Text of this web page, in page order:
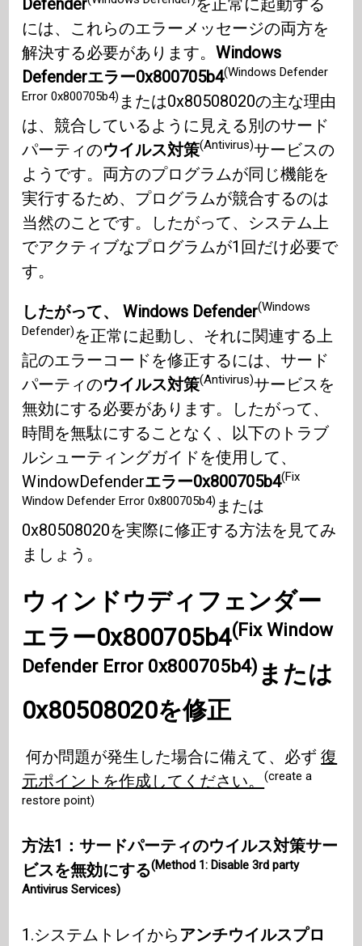
には、これらのエラーメッセージの両方を
解決する必要があります。Windows
Defenderエラー0x800705b4(Windows Defender
Error 0x800705b4) または0x80508020の主な理由
は、競合しているように見える別のサード
パーティのウイルス対策(Antivirus)サービスの
ようです。両方のプログラムが同じ機能を
実行するため、プログラムが競合するのは
当然のことです。したがって、システム上
でアクティブなプログラムが1回だけ必要で
す。
したがって、 Windows Defender(Windows
Defender)を正常に起動し、それに関連する上
記のエラーコードを修正するには、サード
パーティのウイルス対策(Antivirus)サービスを
無効にする必要があります。したがって、
時間を無駄にすることなく、以下のトラブ
ルシューティングガイドを使用して、
WindowDefenderエラー0x800705b4(Fix
Window Defender Error 0x800705b4) または
0x80508020を実際に修正する方法を見てみ
ましょう。
ウィンドウディフェンダー
エラー0x800705b4(Fix Window
Defender Error 0x800705b4) または
0x80508020を修正
何か問題が発生した場合に備えて、必ず復
元ポイントを作成してください。(create a
restore point)
方法1：サードパーティのウイルス対策サー
ビスを無効にする(Method 1: Disable 3rd party
Antivirus Services)
1.システムトレイから アンチウイルスプロ